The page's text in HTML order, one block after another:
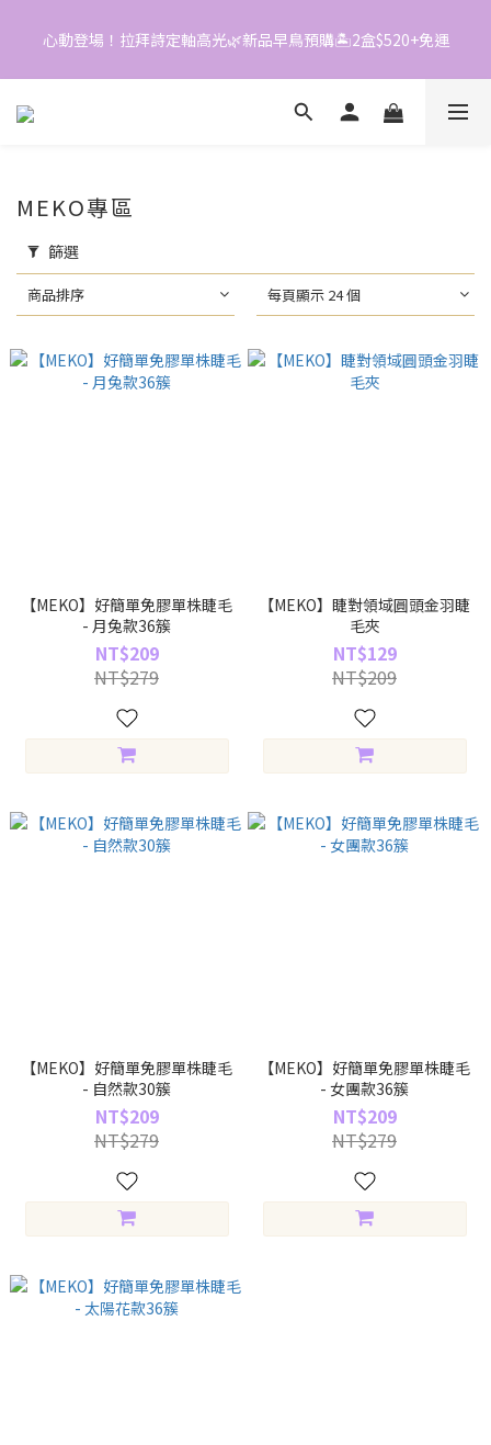
📱加入官方LINE｜領$50折價券
1
01
心動登場！拉拜詩定軸高光🌿新品早鳥預購🏝️2盒$520+免運
📱加入官方LINE｜領$50折價券
MEKO專區
篩選
商品排序 每頁顯示 24 個
【MEKO】好簡單免膠單株睫毛
- 月兔款36簇
NT$209
NT$279
【MEKO】睫對領域圓頭金羽睫
毛夾
NT$129
NT$209
【MEKO】好簡單免膠單株睫毛
- 自然款30簇
NT$209
NT$279
【MEKO】好簡單免膠單株睫毛
- 女團款36簇
NT$209
NT$279